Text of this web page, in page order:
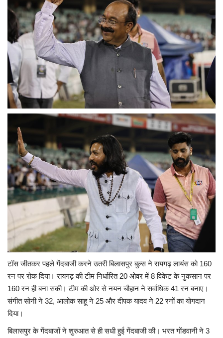
टॉस जीतकर पहले गेंदबाजी करने उतरी बिलासपुर बुल्स ने रायगढ़ लायंस को 160
रन पर रोक दिया। रायगढ़ की टीम निर्धारित 20 ओवर में 8 विकेट के नुकसान पर
160 रन ही बना सकी। टीम की ओर से नयन चौहान ने सर्वाधिक 41 रन बनाए।
संगीत सोनी ने 32, आलोक साहू ने 25 और दीपक यादव ने 22 रनों का योगदान
दिया।
बिलासपुर के गेंदबाजों ने शुरुआत से ही सधी हुई गेंदबाजी की। भरत गोंडवानी ने 3